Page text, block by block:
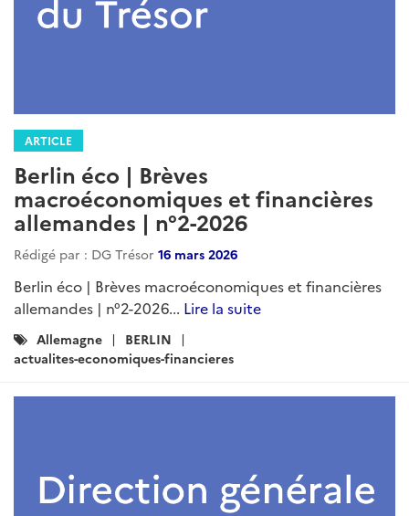
ARTICLE
Berlin éco | Brèves
macroéconomiques et financières
allemandes | n°2-2026
Rédigé par : DG Trésor 16 mars 2026
Berlin éco | Brèves macroéconomiques et financières
allemandes | n°2-2026... Lire la suite
Catégories
:
Allemagne
BERLIN
actualites-economiques-financieres